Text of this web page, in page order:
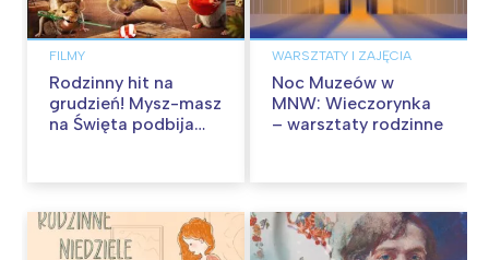
FILMY
Rodzinny hit na
grudzień! Mysz-masz
na Święta podbija
WARSZTATY I ZAJĘCIA
Noc Muzeów w
MNW: Wieczorynka
– warsztaty rodzinne